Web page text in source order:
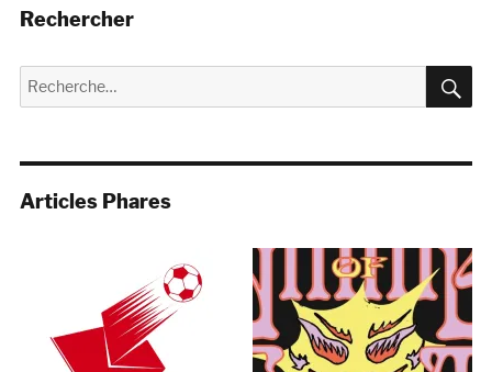
Rechercher
Recherche
pour :
Articles Phares